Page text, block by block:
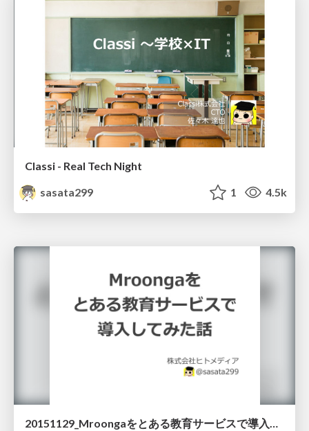
Classi - Real Tech Night
sasata299
1 4.5k
20151129_Mroongaをとある教育サービスで導入してみた話